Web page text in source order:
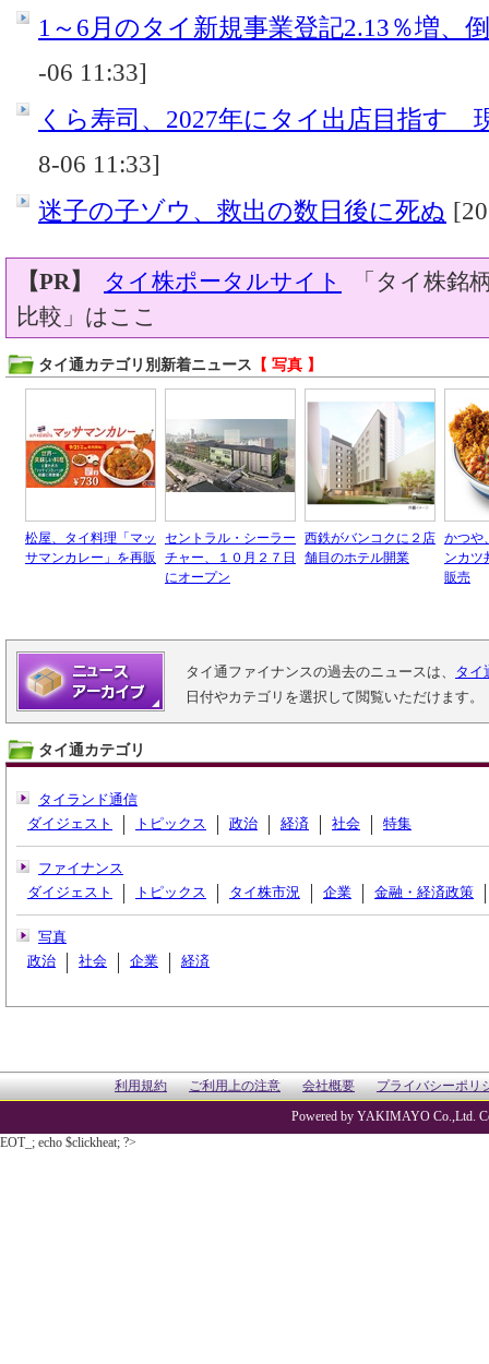
1～6月のタイ新規事業登記2.13％増、
-06 11:33]
くら寿司、2027年にタイ出店目指す
8-06 11:33]
迷子の子ゾウ、救出の数日後に死ぬ
【PR】 タイ株ポータルサイト
「タイ株銘
比較」はここ
タイ通カテゴリ別新着ニュース 【 写真 】
松屋、タイ料理「マッ
サマンカレー」を再販
セントラル・シーラー
チャー、１０月２７日
にオープン
西鉄がバンコクに２店
舗目のホテル開業
かつや
ンカツ
販売
タイ通ファイナンスの過去のニュースは、 タイ
日付やカテゴリを選択して閲覧いただけます。
タイ通カテゴリ
タイランド通信
ダイジェスト
トピックス 政治 経済 社会 特集
ファイナンス
ダイジェスト
トピックス タイ株市況 企業 金融・経済政策
写真
政治
社会 企業 経済
利用規約 ご利用上の注意 会社概要 プライバシーポリ
Powered by YAKIMAYO Co.,Ltd.
EOT_; echo $clickheat; ?>